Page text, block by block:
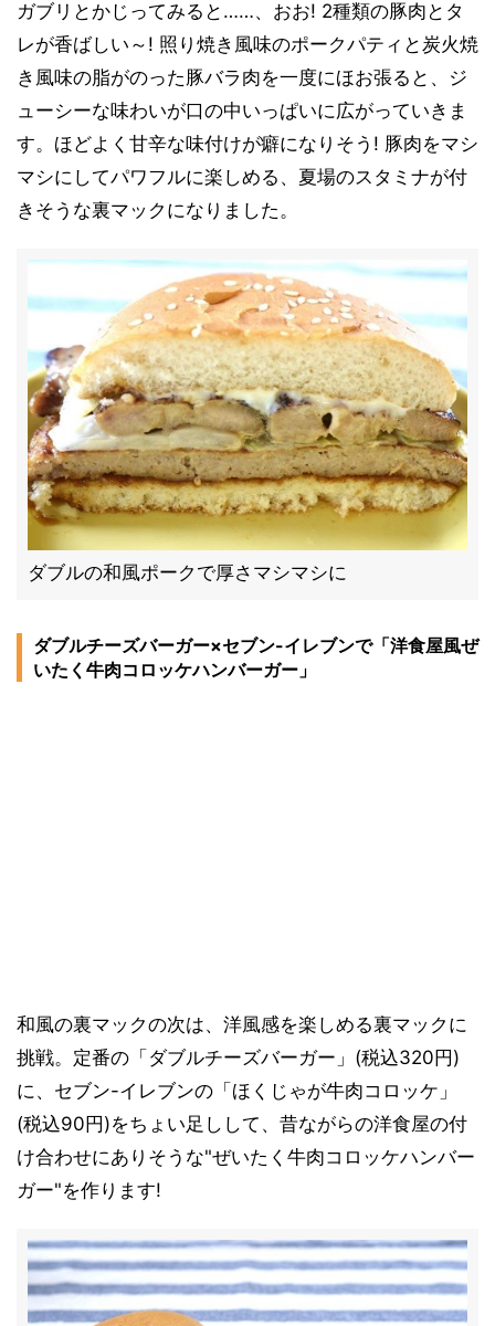
ガブリとかじってみると……、おお! 2種類の豚肉とタ
レが香ばしい～! 照り焼き風味のポークパティと炭火焼
き風味の脂がのった豚バラ肉を一度にほお張ると、ジ
ューシーな味わいが口の中いっぱいに広がっていきま
す。ほどよく甘辛な味付けが癖になりそう! 豚肉をマシ
マシにしてパワフルに楽しめる、夏場のスタミナが付
きそうな裏マックになりました。
ダブルの和風ポークで厚さマシマシに
ダブルチーズバーガー×セブン-イレブンで「洋食屋風ぜ
いたく牛肉コロッケハンバーガー」
和風の裏マックの次は、洋風感を楽しめる裏マックに
挑戦。定番の「ダブルチーズバーガー」(税込320円)
に、セブン-イレブンの「ほくじゃが牛肉コロッケ」
(税込90円)をちょい足しして、昔ながらの洋食屋の付
け合わせにありそうな"ぜいたく牛肉コロッケハンバー
ガー"を作ります!